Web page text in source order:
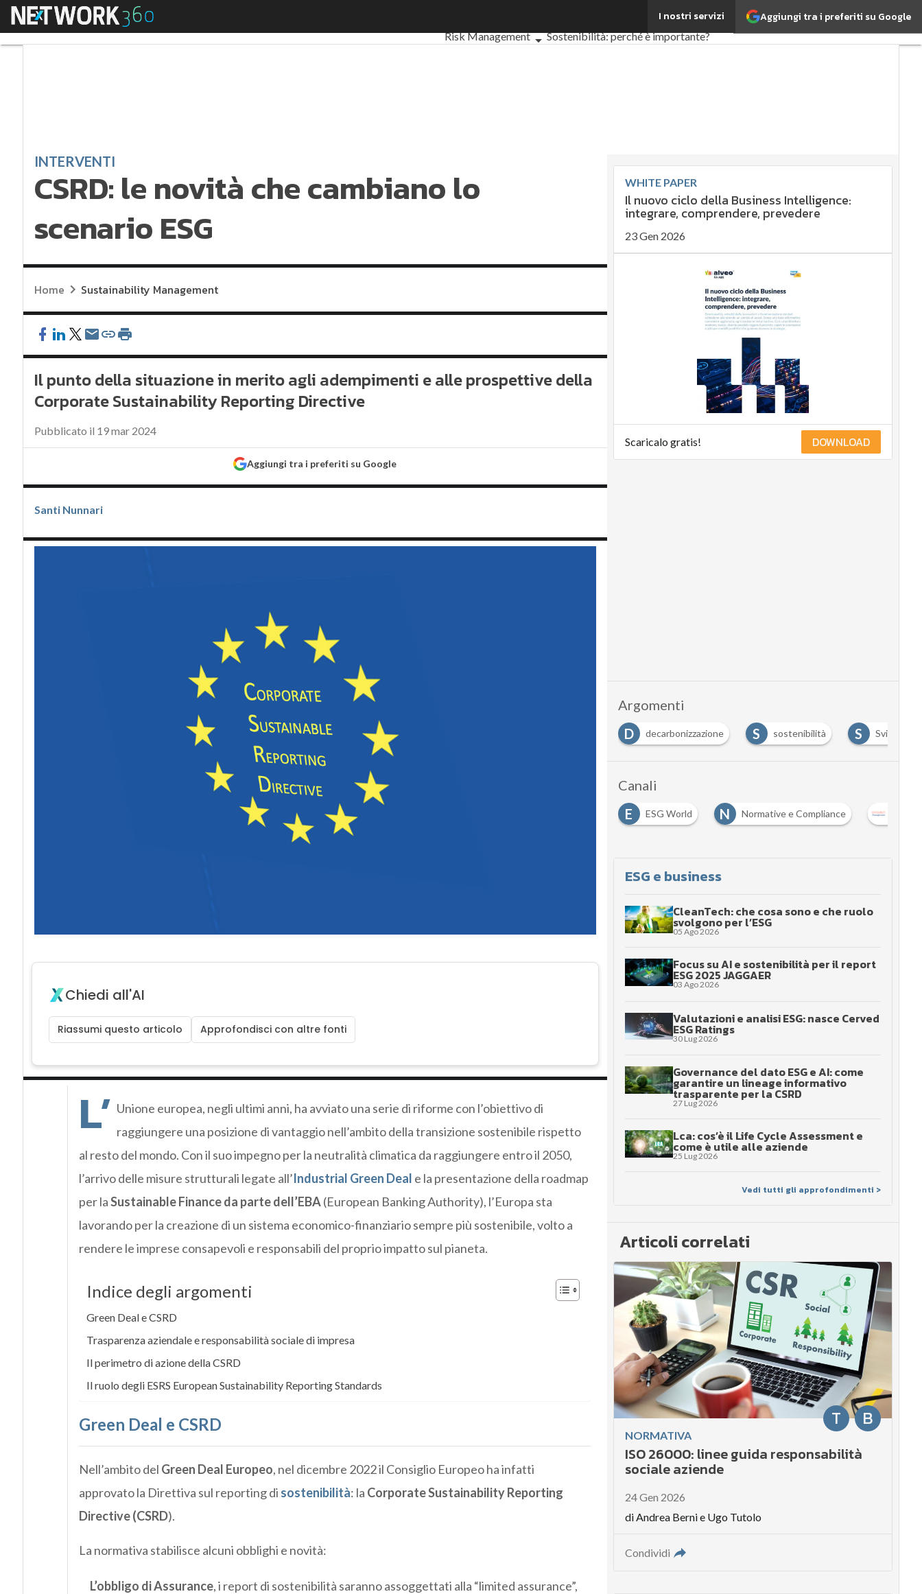
Aggiungi tra i preferiti su Google
I nostri servizi
Menu
EnergyUP
Risk Management
Sostenibilità: perché è importante?
INTERVENTI
CSRD: le novità che cambiano lo
scenario ESG
Home Sustainability Management
Il punto della situazione in merito agli adempimenti e alle prospettive della
Corporate Sustainability Reporting Directive
Pubblicato il 19 mar 2024
Aggiungi tra i preferiti su Google
Santi Nunnari
Chiedi all'AI
Riassumi questo articolo Approfondisci con altre fonti
L’ Unione europea, negli ultimi anni, ha avviato una serie di riforme con l’obiettivo di
raggiungere una posizione di vantaggio nell’ambito della transizione sostenibile rispetto
al resto del mondo. Con il suo impegno per la neutralità climatica da raggiungere entro il 2050,
l’arrivo delle misure strutturali legate all’Industrial Green Deal e la presentazione della roadmap
per laSustainable Finance da parte dell’EBA(European Banking Authority), l’Europa sta
lavorando per la creazione di un sistema economico-finanziario sempre più sostenibile, volto a
rendere le imprese consapevoli e responsabili del proprio impatto sul pianeta.
Indice degli argomenti
Green Deal e CSRD
Trasparenza aziendale e responsabilità sociale di impresa
Il perimetro di azione della CSRD
Il ruolo degli ESRS European Sustainability Reporting Standards
Green Deal e CSRD
Nell’ambito del Green Deal Europeo, nel dicembre 2022 il Consiglio Europeo ha infatti
approvato la Direttiva sul reporting di sostenibilità: la Corporate Sustainability Reporting
Directive (CSRD).
La normativa stabilisce alcuni obblighi e novità:
L’obbligo di Assurance, i report di sostenibilità saranno assoggettati alla “limited assurance”,
WHITE PAPER
Il nuovo ciclo della Business Intelligence:
integrare, comprendere, prevedere
23 Gen 2026
Scaricalo gratis! DOWNLOAD
Argomenti
C
CSRD Corporate Sustainability Reporting Directive D decarbonizzazione S sostenibilità S Sviluppo
Canali
E ESG World N Normative e Compliance
ESG e business
CleanTech: che cosa sono e che ruolo
svolgono per l’ESG
05 Ago 2026
Focus su AI e sostenibilità per il report
ESG 2025 JAGGAER
03 Ago 2026
Valutazioni e analisi ESG: nasce Cerved
ESG Ratings
30 Lug 2026
Governance del dato ESG e AI: come
garantire un lineage informativo
trasparente per la CSRD
27 Lug 2026
Lca: cos’è il Life Cycle Assessment e
come è utile alle aziende
25 Lug 2026
Vedi tutti gli approfondimenti >
Articoli correlati
B
T
NORMATIVA
ISO 26000: linee guida responsabilità
sociale aziende
24 Gen 2026
diAndrea Bernie Ugo Tutolo
Condividi